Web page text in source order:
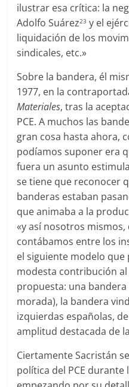
ilustrar esa crítica: la
Adolfo Suárez23 y el
liquidación de los
sindicales, etc.»
Sobre la bandera, él
1977, en la
Materiales, tras la
PCE. A muchos las
gran cosa hasta ahora,
podíamos suponer era
fuera un asunto
se tiene que reconocer
banderas estaban
que animaba a la
«y así nosotros
contábamos entre los
el siguiente modelo
modesta contribución
propuesta: una
morada), la bandera
izquierdas españolas,
amplitud destacada de
Ciertamente Sacristán
política del PCE